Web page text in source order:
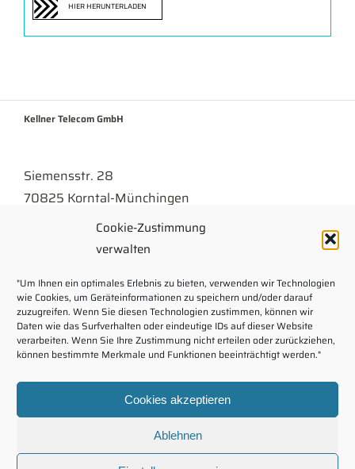
Cookie-Zustimmung
verwalten
"Um Ihnen ein optimales Erlebnis zu bieten, verwenden wir Technologien
wie Cookies, um Geräteinformationen zu speichern und/oder darauf
zuzugreifen. Wenn Sie diesen Technologien zustimmen, können wir
Daten wie das Surfverhalten oder eindeutige IDs auf dieser Website
verarbeiten. Wenn Sie Ihre Zustimmung nicht erteilen oder zurückziehen,
können bestimmte Merkmale und Funktionen beeinträchtigt werden."
Cookies akzeptieren
Ablehnen
HIER HERUNTERLADEN
Kellner Telecom GmbH
Siemensstr. 28
70825 Korntal-Münchingen
07150 . 9430-300
Impressum
Rechtliche Hinweise